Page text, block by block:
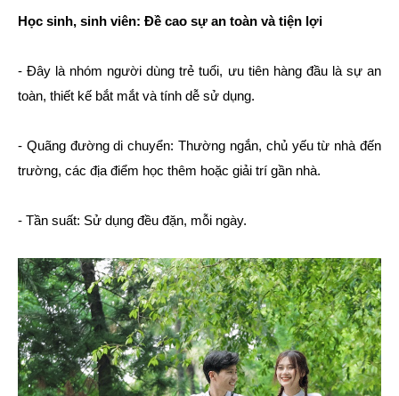
Học sinh, sinh viên: Đề cao sự an toàn và tiện lợi
- Đây là nhóm người dùng trẻ tuổi, ưu tiên hàng đầu là sự an
toàn, thiết kế bắt mắt và tính dễ sử dụng.
- Quãng đường di chuyển: Thường ngắn, chủ yếu từ nhà đến
trường, các địa điểm học thêm hoặc giải trí gần nhà.
- Tần suất: Sử dụng đều đặn, mỗi ngày.